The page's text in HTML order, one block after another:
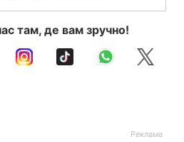
там, де вам зручно!